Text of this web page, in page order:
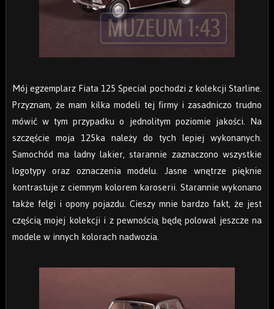
Mój egzemplarz Fiata 125 Special pochodzi z kolekcji Starline.
Przyznam, że mam kilka modeli tej firmy i zasadniczo trudno
mówić w tym przypadku o jednolitym poziomie jakości. Na
szczęście moja 125ka należy do tych lepiej wykonanych.
Samochód ma ładny lakier, starannie zaznaczono wszystkie
logotypy oraz oznaczenia modelu. Jasne wnętrze pięknie
kontrastuje z ciemnym kolorem karoserii. Starannie wykonano
także felgi i opony pojazdu. Cieszy mnie bardzo fakt, że jest
częścią mojej kolekcji i z pewnością będę polował jeszcze na
modele w innych kolorach nadwozia.